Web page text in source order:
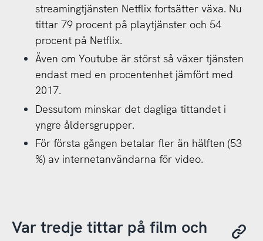
streamingtjänsten Netflix fortsätter växa. Nu
tittar 79 procent på playtjänster och 54
procent på Netflix.
Även om Youtube är störst så växer tjänsten
endast med en procentenhet jämfört med
2017.
Dessutom minskar det dagliga tittandet i
yngre åldersgrupper.
För första gången betalar fler än hälften (53
%) av internetanvändarna för video.
Var tredje tittar på film och